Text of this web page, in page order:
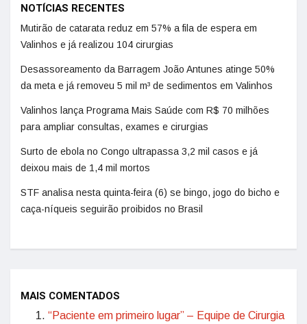
NOTÍCIAS RECENTES
Mutirão de catarata reduz em 57% a fila de espera em
Valinhos e já realizou 104 cirurgias
Desassoreamento da Barragem João Antunes atinge 50%
da meta e já removeu 5 mil m³ de sedimentos em Valinhos
Valinhos lança Programa Mais Saúde com R$ 70 milhões
para ampliar consultas, exames e cirurgias
Surto de ebola no Congo ultrapassa 3,2 mil casos e já
deixou mais de 1,4 mil mortos
STF analisa nesta quinta-feira (6) se bingo, jogo do bicho e
caça-níqueis seguirão proibidos no Brasil
MAIS COMENTADOS
“Paciente em primeiro lugar” – Equipe de Cirurgia